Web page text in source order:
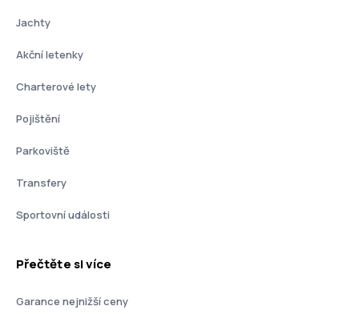
Jachty
Akční letenky
Charterové lety
Pojištění
Parkoviště
Transfery
Sportovní události
Přečtěte si více
Garance nejnižší ceny